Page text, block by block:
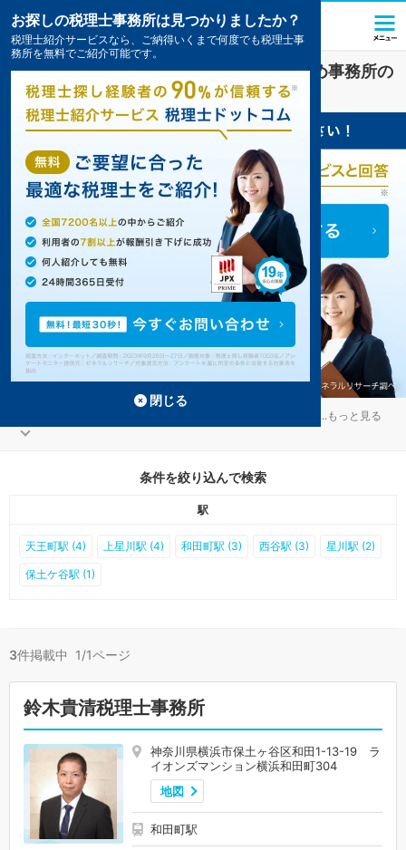
横浜市保土ケ谷区の顧問税理士のおすすめ事務所の
一覧3件掲載中
...もっと見る
条件を絞り込んで検索
駅
天王町駅 (4) 上星川駅 (4) 和田町駅 (3) 西谷駅 (3) 星川駅 (2)
保土ケ谷駅 (1)
3件掲載中 1/1ページ
鈴木貴清税理士事務所
神奈川県横浜市保土ヶ谷区和田1-13-19 ラ
イオンズマンション横浜和田町304
地図
和田町駅
お探しの税理士事務所は見つかりましたか？
税理士紹介サービスなら、ご納得いくまで何度でも税理士事
務所を無料でご紹介可能です。
閉じる